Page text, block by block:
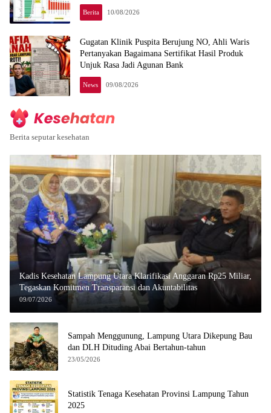
Berita 10/08/2026
Gugatan Klinik Puspita Berujung NO, Ahli Waris
Pertanyakan Bagaimana Sertifikat Hasil Produk
Unjuk Rasa Jadi Agunan Bank
News 09/08/2026
Reaksi
Berita seputar kesehatan
Kadis Kesehatan Lampung Utara Klarifikasi Anggaran Rp25 Miliar,
Tegaskan Komitmen Transparansi dan Akuntabilitas
09/07/2026
Sampah Menggunung, Lampung Utara Dikepung Bau
dan DLH Dituding Abai Bertahun-tahun
23/05/2026
Statistik Tenaga Kesehatan Provinsi Lampung Tahun
2025